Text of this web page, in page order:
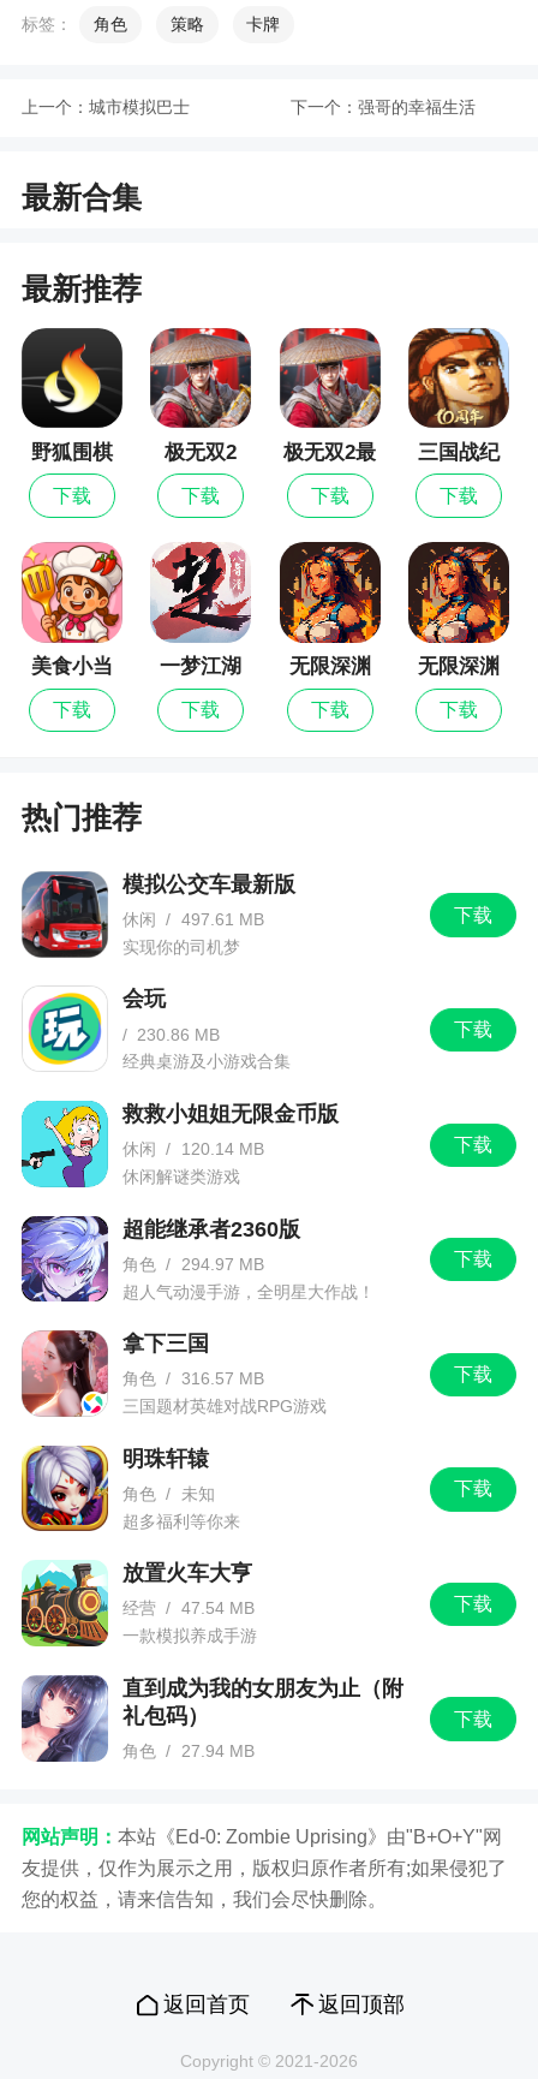
通过挑战获得非常丰厚的奖励
他玩家进行实时沟通
更新日志
1.优化了部分玩法功能
2.新增限时撞撞船玩法
3.新增印度海域
标签： 角色 策略 卡牌
上一个： 城市模拟巴士 下一个： 强哥的幸福生活
最新合集
最新推荐
野狐围棋
下载
极无双2
下载
极无双2最
新版
下载
三国战纪
下载
美食小当
家
下载
一梦江湖
下载
无限深渊
下载
无限深渊
最新版
下载
热门推荐
下载
模拟公交车最新版
休闲 / 497.61 MB
实现你的司机梦
下载
会玩
/ 230.86 MB
经典桌游及小游戏合集
下载
救救小姐姐无限金币版
休闲 /
120.14 MB
休闲解谜类游戏
下载
超能继承者2360版
角色 /
294.97 MB
超人气动漫手游，全明星大作战！
下载
拿下三国
角色 / 316.57 MB
三国题材英雄对战RPG游戏
下载
明珠轩辕
角色 /
未知
超多福利等你来
下载
放置火车大亨
经营 / 47.54 MB
一款模拟养成手游
下载
直到成为我的女朋友为止（附
礼包码）
角色 /
27.94 MB
网站声明： 本站《Ed-0: Zombie Uprising》由"B+O+Y"网
友提供，仅作为展示之用，版权归原作者所有;如果侵犯了
您的权益，请来信告知，我们会尽快删除。
返回首页 返回顶部
Copyright © 2021-2026